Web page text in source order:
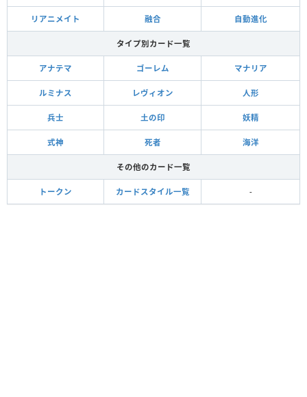
リアニメイト 融合 自動進化
タイプ別カード一覧
アナテマ ゴーレム マナリア
ルミナス レヴィオン 人形
兵士 土の印 妖精
式神 死者 海洋
その他のカード一覧
トークン カードスタイル一覧 -